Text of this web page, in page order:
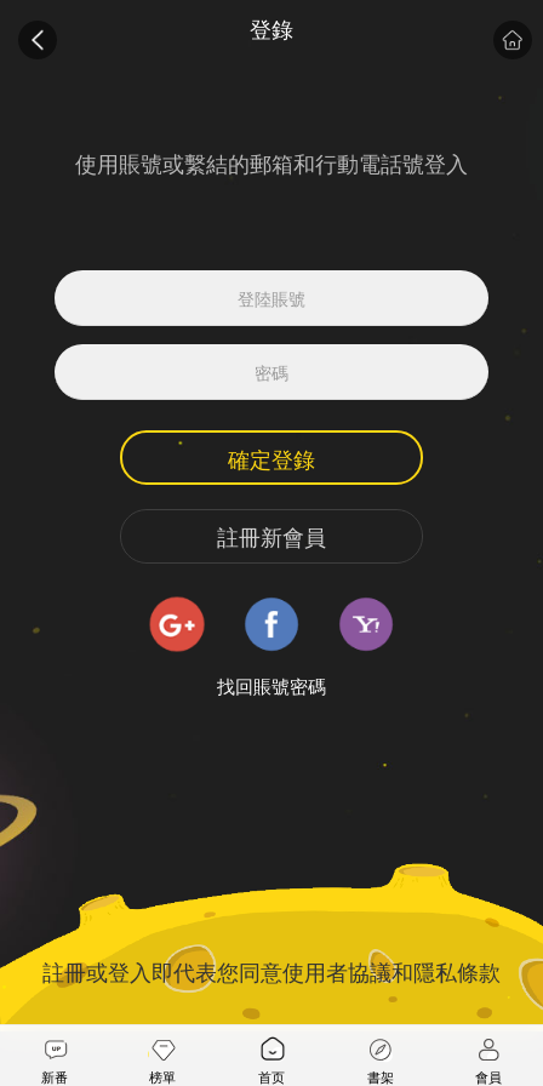
登錄
使用賬號或繫結的郵箱和行動電話號登入
確定登錄
註冊新會員
找回賬號密碼
註冊或登入即代表您同意使用者協議和隱私條款
新番 榜單 首页 書架 會員